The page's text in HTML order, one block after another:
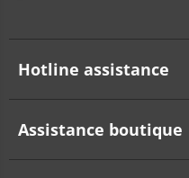
Hotline assistance
Assistance boutique